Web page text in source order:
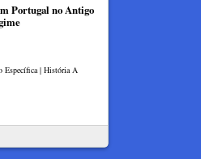
Portugal no Antigo
Específica | História A